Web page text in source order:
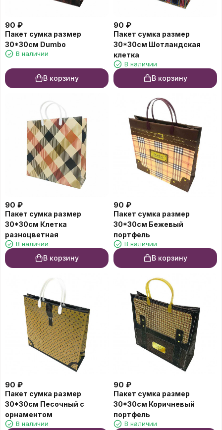
90 ₽
Пакет сумка размер
30*30см Dumbo
В наличии
В корзину
90 ₽
Пакет сумка размер
30*30см Шотландская
клетка
В наличии
В корзину
90 ₽
Пакет сумка размер
30*30см Клетка
разноцветная
В наличии
В корзину
90 ₽
Пакет сумка размер
30*30см Бежевый
портфель
В наличии
В корзину
90 ₽
Пакет сумка размер
30*30см Песочный с
орнаментом
В наличии
90 ₽
Пакет сумка размер
30*30см Коричневый
портфель
В наличии